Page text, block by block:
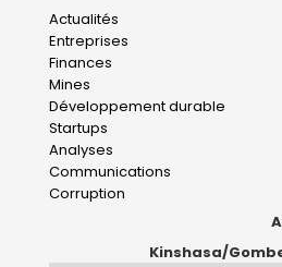
Main
navigation
Actualités
Entreprises
Finances
Mines
Développement durable
Startups
Analyses
Communications
Corruption
Kinshasa/